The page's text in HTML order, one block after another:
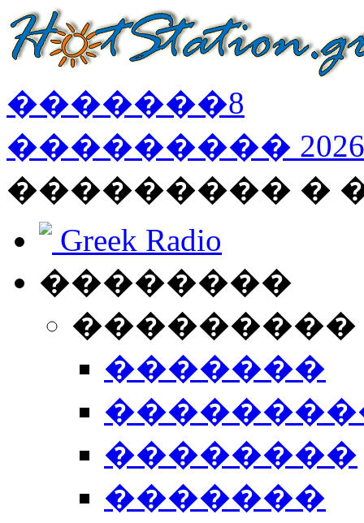
�������8
��������� 2026
��������� �
Greek Radio
��������
�������
��������
�������